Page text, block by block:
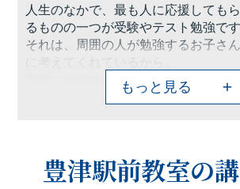
人生のなかで、最も人に応援しても
るものの一つが受験やテスト勉強です
それは、周囲の人が勉強するお子さ
実際に勉強するのは生徒のみなさんで
でも、送り迎え、ご飯の準備、先生
るなら」と言って協力をしてくださ
それは勉強の主役は生徒の皆さんだ
もっと見る
豊津駅前教室の